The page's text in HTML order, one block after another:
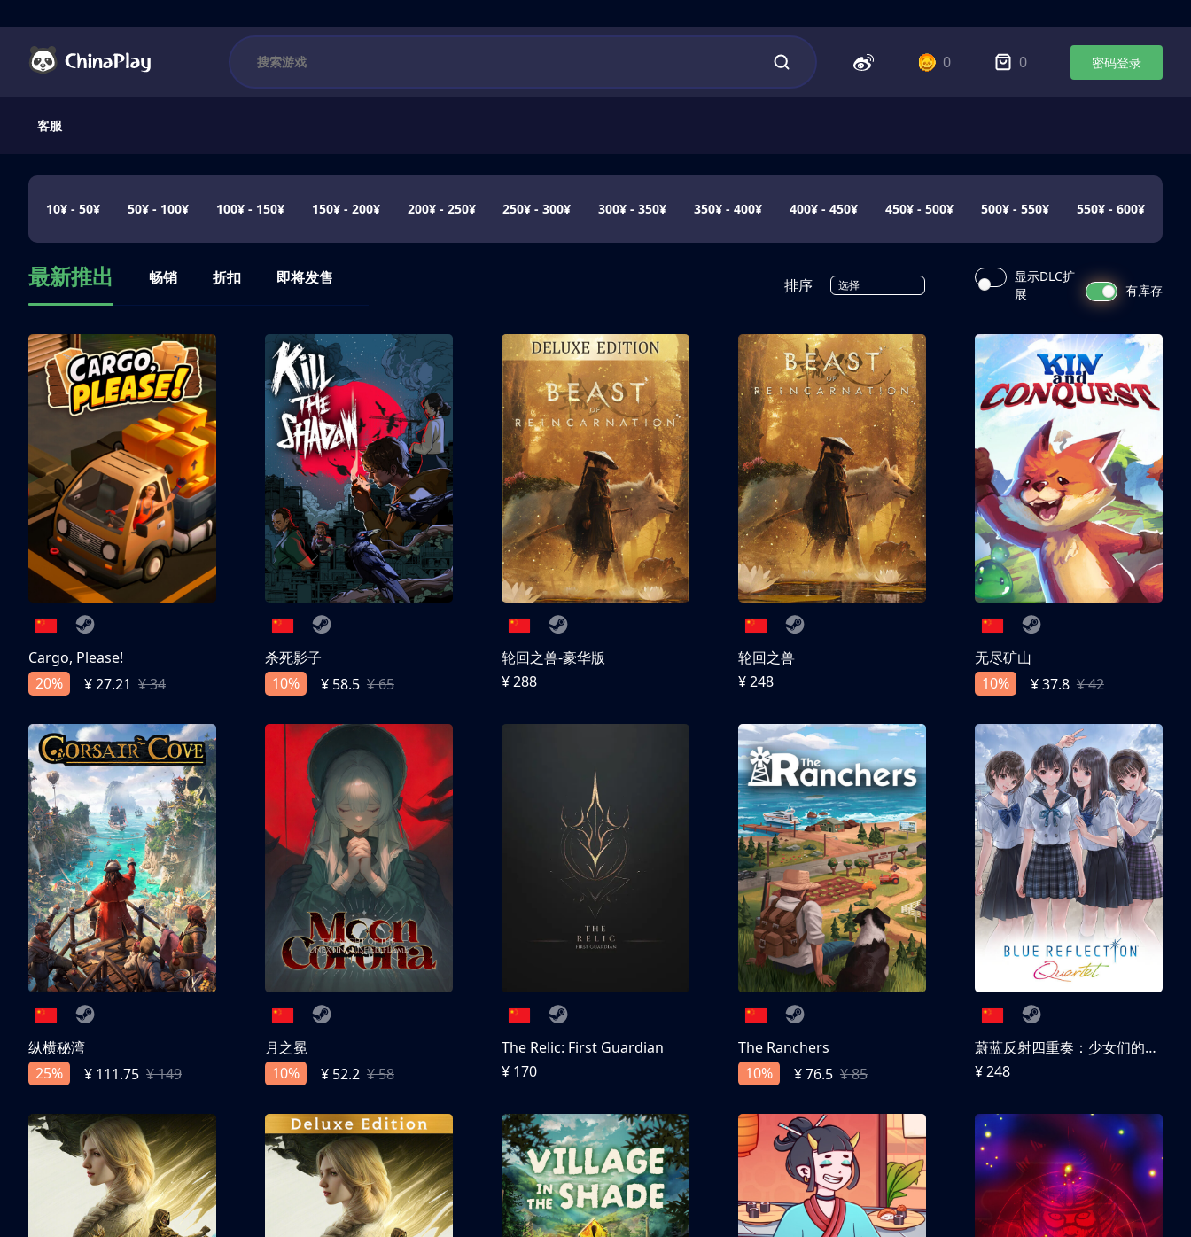
0 0 密码登录
客服
10¥ - 50¥ 50¥ - 100¥ 100¥ - 150¥ 150¥ - 200¥ 200¥ - 250¥ 250¥ - 300¥ 300¥ - 350¥ 350¥ - 400¥ 400¥ - 450¥ 450¥ - 500¥ 500¥ - 550¥ 550¥ - 600¥
最新推出 畅销 折扣 即将发售 排序 选择
显示DLC扩
展
有库存
Cargo, Please!
20%
¥ 27.21 ¥ 34
杀死影子
10%
¥ 58.5 ¥ 65
轮回之兽-豪华版
¥ 288
轮回之兽
¥ 248
无尽矿山
10%
¥ 37.8 ¥ 42
纵横秘湾
25%
¥ 111.75 ¥ 149
月之冕
10%
¥ 52.2 ¥ 58
The Relic: First Guardian
¥ 170
The Ranchers
10%
¥ 76.5 ¥ 85
蔚蓝反射四重奏：少女们的奇迹
¥ 248